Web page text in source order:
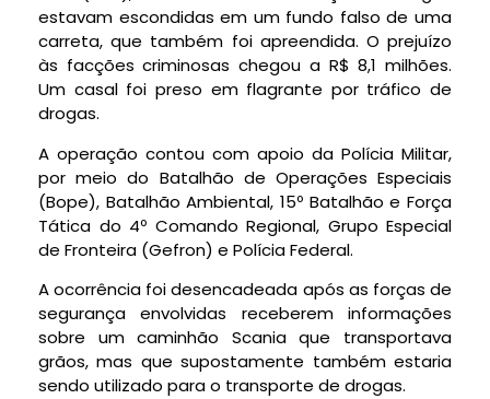
estavam escondidas em um fundo falso de uma
carreta, que também foi apreendida. O prejuízo
às facções criminosas chegou a R$ 8,1 milhões.
Um casal foi preso em flagrante por tráfico de
drogas.
A operação contou com apoio da Polícia Militar,
por meio do Batalhão de Operações Especiais
(Bope), Batalhão Ambiental, 15º Batalhão e Força
Tática do 4º Comando Regional, Grupo Especial
de Fronteira (Gefron) e Polícia Federal.
A ocorrência foi desencadeada após as forças de
segurança envolvidas receberem informações
sobre um caminhão Scania que transportava
grãos, mas que supostamente também estaria
sendo utilizado para o transporte de drogas.